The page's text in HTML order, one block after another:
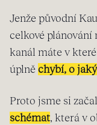
Jenže původní
celkové plánování
kanál máte v
úplně chybí, o
Proto jsme si
schémat, která v